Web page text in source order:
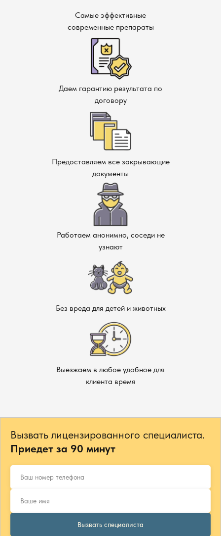
Самые эффективные
современные препараты
Даем гарантию результата по
договору
Предоставляем все закрывающие
документы
Работаем анонимно, соседи не
узнают
Без вреда для детей и животных
Выезжаем в любое удобное для
клиента время
Вызвать лицензированного специалиста.
Приедет за 90 минут
Вызвать специалиста